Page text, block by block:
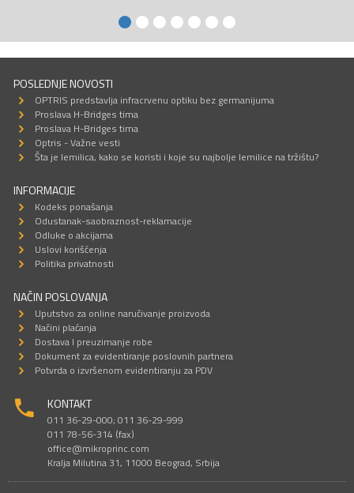
POSLEDNJE NOVOSTI
OPTRIS predstavlja infracrvenu optiku bez germanijuma
Proslava H-Bridges tima
Proslava H-Bridges tima
Optris - Važne vesti
Šta je lemilica, kako se koristi i koje su najbolje lemilice na tržištu?
INFORMACIJE
Kodeks ponašanja
Odustanak-saobraznost-reklamacije
Odluke o akcijama
Uslovi korišćenja
Politika privatnosti
NAČIN POSLOVANJA
Uputstvo za online naručivanje proizvoda
Načini plaćanja
Dostava I preuzimanje robe
Dokument za evidentiranje poslovnih partnera
Potvrda o izvršenom evidentiranju za PDV
KONTAKT
011 36-29-000; 011 36-29-999
011 78-56-314 (fax)
office@mikroprinc.com
Kralja Milutina 31, 11000 Beograd, Srbija